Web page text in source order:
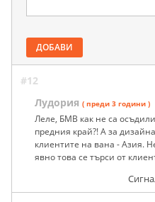
ДОБАВИ
#12
Лудория ( преди 3 години )
Леле, БМВ как не са
предния край?! А за
клиентите на вана - Азия.
явно това се търси от